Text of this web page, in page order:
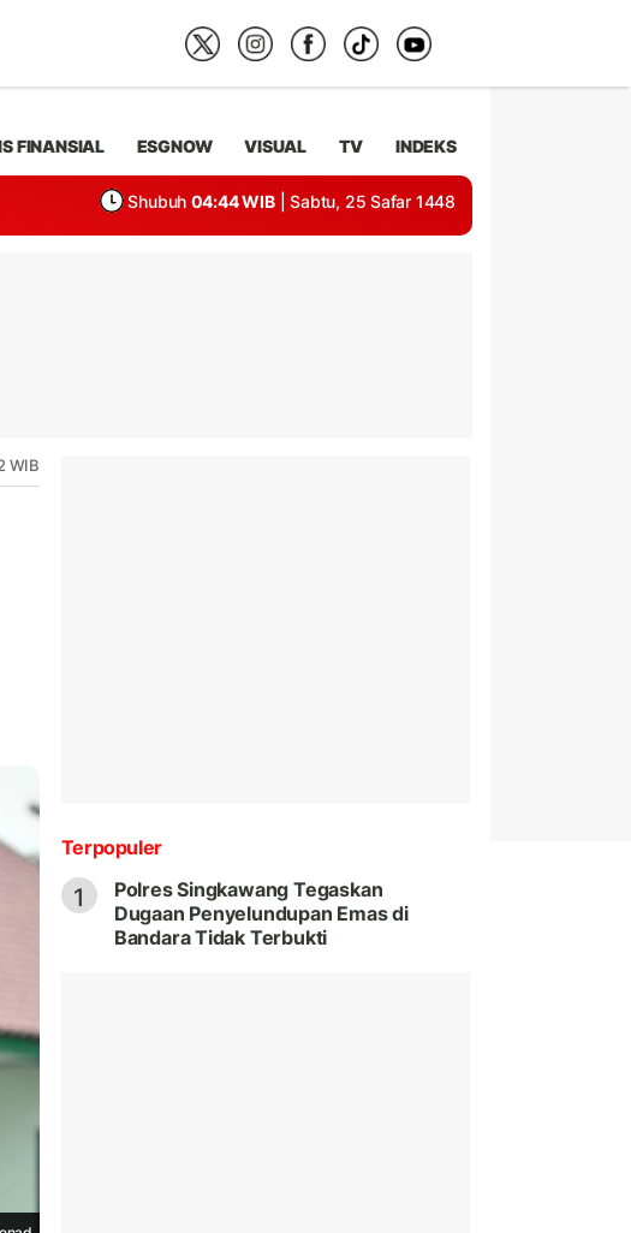
FINANSIAL ESGNOW VISUAL TV INDEKS
Shubuh 04:44 WIB | Sabtu, 25 Safar 1448
WIB
Terpopuler
1
Polres Singkawang Tegaskan
Dugaan Penyelundupan Emas di
Bandara Tidak Terbukti